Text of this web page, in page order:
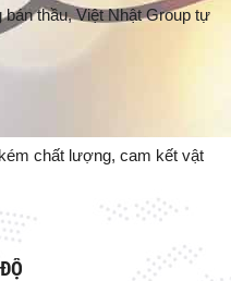
thầu, Việt Nhật Group tự
chất lượng, cam kết vật